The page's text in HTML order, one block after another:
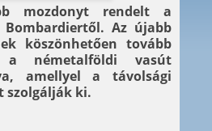
mozdonyt rendelt a
Az újabb
köszönhetően tovább
a németalföldi vasút
amellyel a távolsági
szolgálják ki.